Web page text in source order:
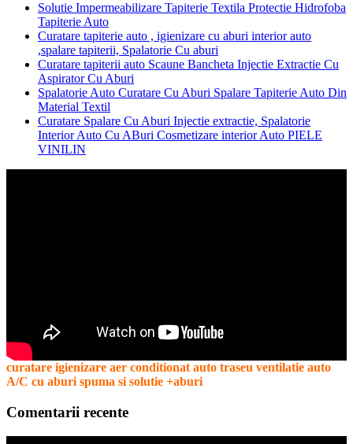
Solutie Impermeabilizare Tapiterie Textila Protectie Hidrofoba
Tapiterie Auto
Curatare tapiterie auto , igienizare cu aburi interior auto
,spalare tapiterii, Spalatorie Cu aburi
Curatare tapiterii auto Scaune Bancheta Injectie Extractie Cu
Aspirator Cu Aburi
Spalatorie Auto Curatare Cu Aburi Spalare Tapiterie Auto Din
Material Textil
Curatare Spalare Cu Aburi Injectie extractie, Spalatorie
Interior Auto Cu ABuri Cosmetizare interior Auto PIELE
VINILIN
curatare igienizare aer conditionat auto traseu ventilatie auto
A/C cu aburi spuma si solutie +aburi
Comentarii recente